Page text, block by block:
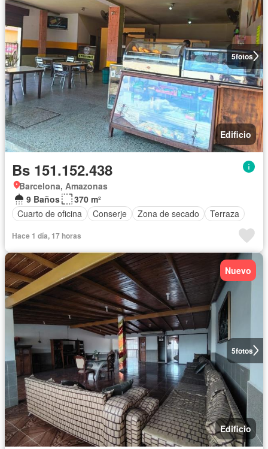
5fotos
Edificio
Bs 151.152.438
Barcelona, Amazonas
9 Baños
370 m²
Cuarto de oficina
Conserje Zona de secado Terraza
Hace 1 día, 17 horas
5fotos
Nuevo
Edificio